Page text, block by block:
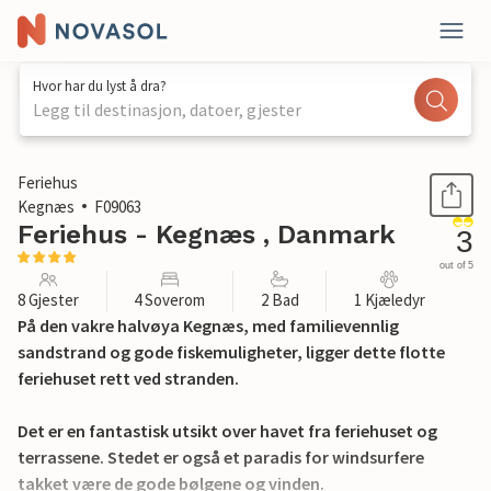
Hvor har du lyst å dra?
Legg til destinasjon, datoer, gjester
1 / 27
Feriehus
Kegnæs
F09063
Feriehus - Kegnæs , Danmark 3
out of 5
8 Gjester 4 Soverom 2 Bad 1 Kjæledyr
På den vakre halvøya Kegnæs, med familievennlig
sandstrand og gode fiskemuligheter, ligger dette flotte
feriehuset rett ved stranden.
Det er en fantastisk utsikt over havet fra feriehuset og
terrassene. Stedet er også et paradis for windsurfere
takket være de gode bølgene og vinden.